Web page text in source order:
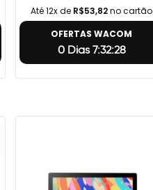
Até 12x de R$53,82no cartão
OFERTAS WACOM
0 Dias 7:32:27